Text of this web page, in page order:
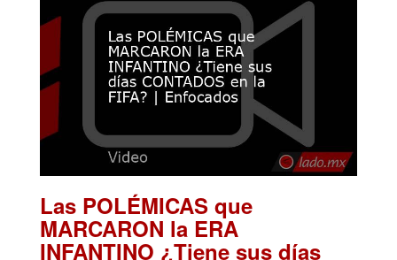
Las POLÉMICAS que
MARCARON la ERA
INFANTINO ¿Tiene sus días